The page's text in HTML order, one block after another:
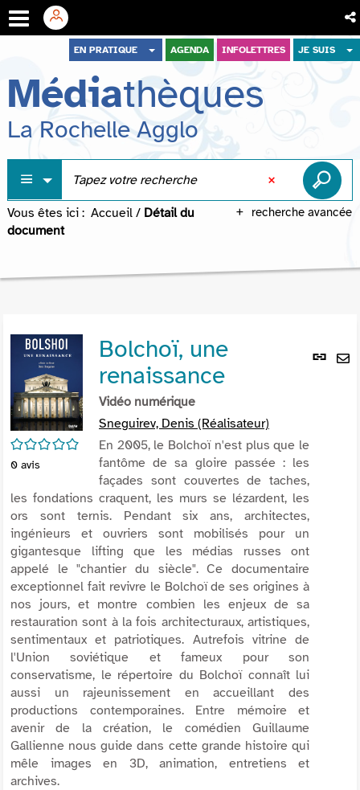
menu
contenu
recherche
EN PRATIQUE AGENDA INFOLETTRES JE SUIS
Médiathèques
La Rochelle Agglo
recherche avancée
Vous êtes ici : Accueil / Détail du
document
Lien
/5
0 avis
Bolchoï, une
renaissance
Vidéo numérique
Sneguirev, Denis (Réalisateur)
En 2005, le Bolchoï n'est plus que le
fantôme de sa gloire passée : les
façades sont couvertes de taches,
les fondations craquent, les murs se lézardent, les
ors sont ternis. Pendant six ans, architectes,
ingénieurs et ouvriers sont mobilisés pour un
gigantesque lifting que les médias russes ont
appelé le "chantier du siècle". Ce documentaire
exceptionnel fait revivre le Bolchoï de ses origines à
nos jours, et montre combien les enjeux de sa
restauration sont à la fois architecturaux, artistiques,
sentimentaux et patriotiques. Autrefois vitrine de
l'Union soviétique et fameux pour son
conservatisme, le répertoire du Bolchoï connaît lui
aussi un rajeunissement en accueillant des
productions contemporaines. Entre mémoire et
avenir de la création, le comédien Guillaume
Gallienne nous guide dans cette grande histoire qui
mêle images en 3D, animation, entretiens et
archives.